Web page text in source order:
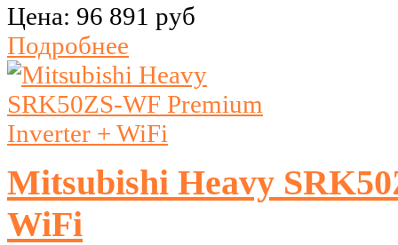
Цена: 96 891 руб
Подробнее
Mitsubishi Heavy
WiFi